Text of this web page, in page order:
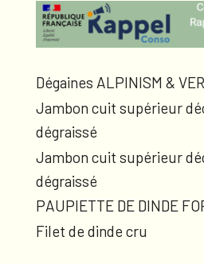
Dégaines ALPINISM &
Jambon cuit supérieur
dégraissé
Jambon cuit supérieur
dégraissé
PAUPIETTE DE DINDE
Filet de dinde cru